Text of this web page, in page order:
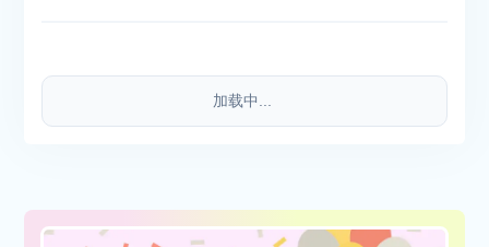
加载中...